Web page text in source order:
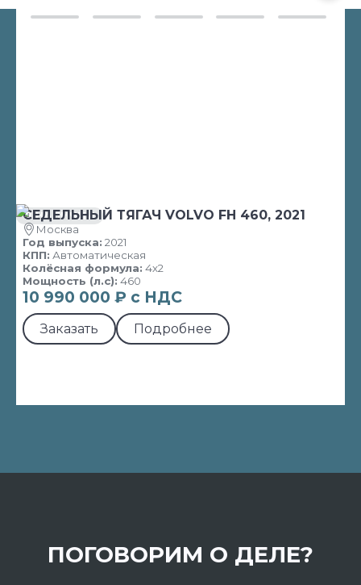
В НАЛИЧИИ
СЕДЕЛЬНЫЙ ТЯГАЧ VOLVO FH 460, 2021
Москва
Год выпуска: 2021
КПП: Автоматическая
Колёсная формула: 4х2
Мощность (л.с): 460
10 990 000 ₽ с НДС
Заказать Подробнее
ПОГОВОРИМ О ДЕЛЕ?